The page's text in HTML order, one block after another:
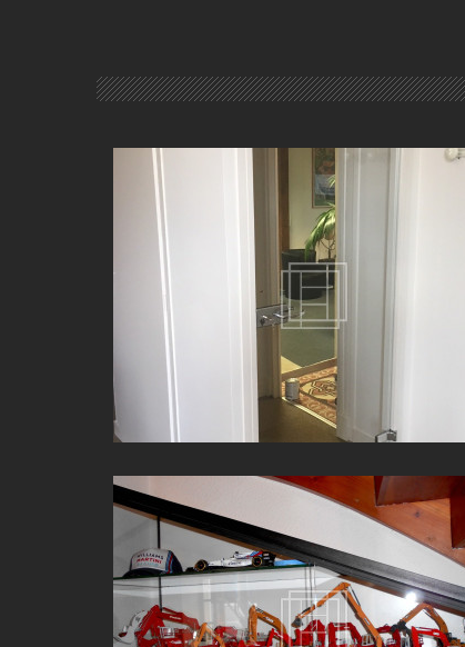
PORTE VITRÉE INTÉRIEURE À BELLEVILLE (69)
VITRINE SUR MESURE À CHÉNELETTE (69)